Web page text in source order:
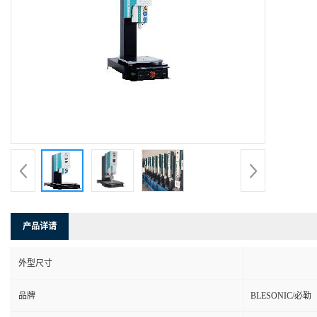
产品详请
外型尺寸
品牌 BLESONIC/必勒